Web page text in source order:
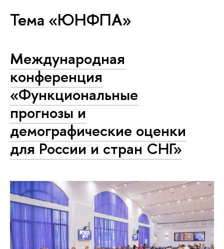
Тема «ЮНФПА»
Международная
конференция
«Функциональные
прогнозы и
демографические оценки
для России и стран СНГ»